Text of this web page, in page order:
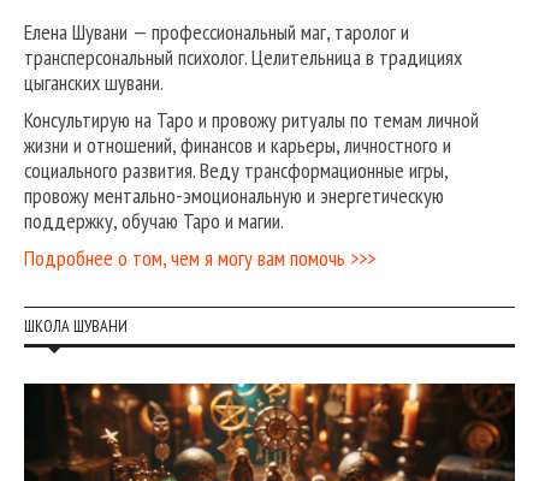
Елена Шувани — профессиональный маг, таролог и
трансперсональный психолог. Целительница в традициях
цыганских шувани.
Консультирую на Таро и провожу ритуалы по темам личной
жизни и отношений, финансов и карьеры, личностного и
социального развития. Веду трансформационные игры,
провожу ментально-эмоциональную и энергетическую
поддержку, обучаю Таро и магии.
Подробнее о том, чем я могу вам помочь >>>
ШКОЛА ШУВАНИ